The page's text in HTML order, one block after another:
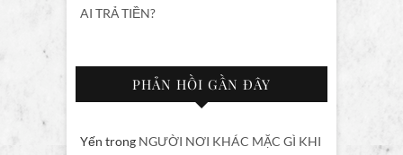
AI TRẢ TIỀN?
PHẢN HỒI GẦN ĐÂY
Yến trong NGƯỜI NƠI KHÁC MẶC GÌ KHI